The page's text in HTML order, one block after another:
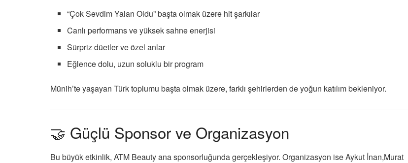
“Çok Sevdim Yalan Oldu” başta olmak üzere hit şarkılar
Canlı performans ve yüksek sahne enerjisi
Sürpriz düetler ve özel anlar
Eğlence dolu, uzun soluklu bir program
Münih’te yaşayan Türk toplumu başta olmak üzere, farklı şehirlerden de yoğun katılım bekleniyor.
🤝 Güçlü Sponsor ve Organizasyon
Bu büyük etkinlik, ATM Beautyana sponsorluğunda gerçekleşiyor. Organizasyon ise Aykut İnan,Murat